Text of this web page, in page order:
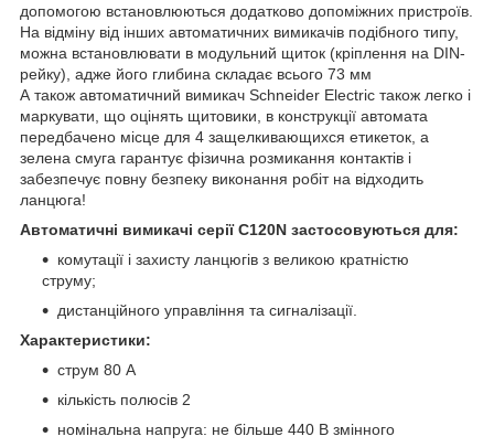
допомогою встановлюються додатково допоміжних пристроїв.
На відміну від інших автоматичних вимикачів подібного типу,
можна встановлювати в модульний щиток (кріплення на DIN-
рейку), адже його глибина складає всього 73 мм
А також автоматичний вимикач Schneider Electric також легко і
маркувати, що оцінять щитовики, в конструкції автомата
передбачено місце для 4 защелкивающихся етикеток, а
зелена смуга гарантує фізична розмикання контактів і
забезпечує повну безпеку виконання робіт на відходить
ланцюга!
Автоматичні вимикачі серії C120N застосовуються для:
комутації і захисту ланцюгів з великою кратністю
струму;
дистанційного управління та сигналізації.
Характеристики:
струм 80 А
кількість полюсів 2
номінальна напруга: не більше 440 В змінного